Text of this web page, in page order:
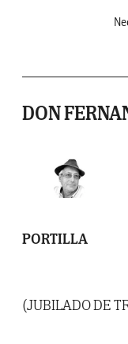
DON
PORTILLA
(JUBILADO DE